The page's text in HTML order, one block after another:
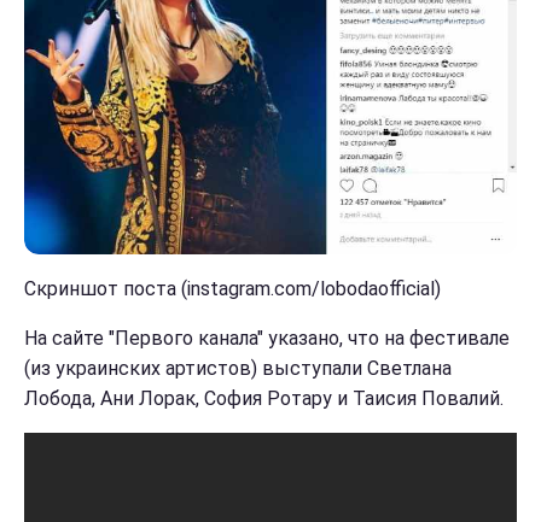
Скриншот поста (instagram.com/lobodaofficial)
На сайте "Первого канала" указано, что на фестивале
(из украинских артистов) выступали Светлана
Лобода, Ани Лорак, София Ротару и Таисия Повалий.